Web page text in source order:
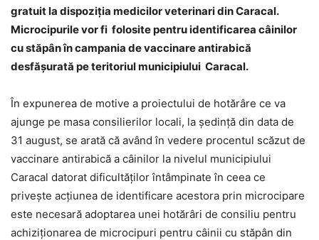
gratuit la dispoziţia medicilor veterinari din Caracal.
Microcipurile vor fi folosite pentru identificarea câinilor
cu stăpân în campania de vaccinare antirabică
desfăşurată pe teritoriul municipiului Caracal.
În expunerea de motive a proiectului de hotărâre ce va
ajunge pe masa consilierilor locali, la şedinţă din data de
31 august, se arată că având în vedere procentul scăzut de
vaccinare antirabică a câinilor la nivelul municipiului
Caracal datorat dificultăţilor întâmpinate în ceea ce
priveşte acţiunea de identificare acestora prin microcipare
este necesară adoptarea unei hotărâri de consiliu pentru
achiziţionarea de microcipuri pentru câinii cu stăpân din